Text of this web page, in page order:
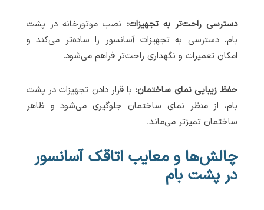
دسترسی راحت‌تر به تجهیزات: نصب موتورخانه در پشت
بام، دسترسی به تجهیزات آسانسور را ساده‌تر می‌کند و
امکان تعمیرات و نگهداری راحت‌تر فراهم می‌شود.
حفظ زیبایی نمای ساختمان: با قرار دادن تجهیزات در پشت
بام، از منظر نمای ساختمان جلوگیری می‌شود و ظاهر
ساختمان تمیزتر می‌ماند.
چالش‌ها و معایب اتاقک آسانسور
در پشت بام